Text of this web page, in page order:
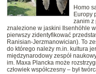
Homo
Europy
zanim z
znalezione w jaskini Ilsenhöhle
pierwszy zidentyfikować
Ranisian-Jerzmanowician). To
do którego należy m.in. kultura
międzynarodowy zespół
im. Maxa Plancka może
człowiek współczesny – był